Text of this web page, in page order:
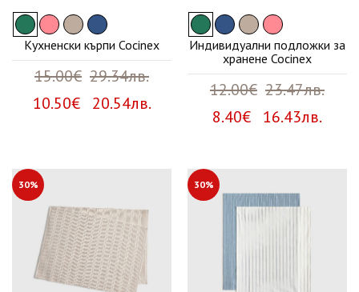
Кухненски кърпи Cocinex
15.00€ 29.34лв.
10.50€ 20.54лв.
Индивидуални подложки за
хранене Cocinex
12.00€ 23.47лв.
8.40€ 16.43лв.
30% 30%